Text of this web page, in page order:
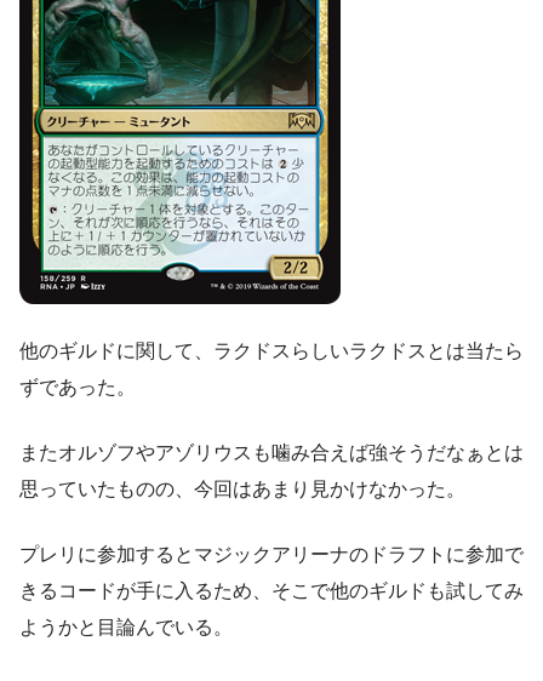
他のギルドに関して、ラクドスらしいラクドスとは当たら
ずであった。
またオルゾフやアゾリウスも噛み合えば強そうだなぁとは
思っていたものの、今回はあまり見かけなかった。
プレリに参加するとマジックアリーナのドラフトに参加で
きるコードが手に入るため、そこで他のギルドも試してみ
ようかと目論んでいる。